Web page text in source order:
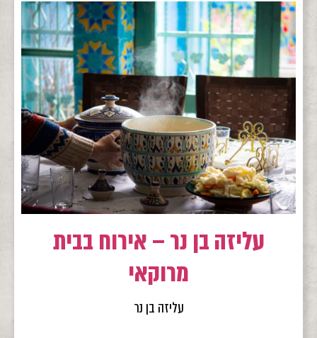
עליזה בן נר – אירוח בבית
מרוקאי
עליזה בן נר